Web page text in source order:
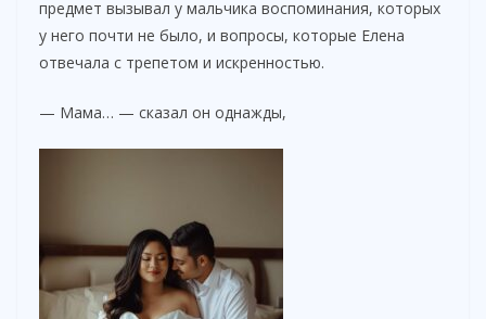
предмет вызывал у мальчика воспоминания, которых
у него почти не было, и вопросы, которые Елена
отвечала с трепетом и искренностью.
— Мама… — сказал он однажды,